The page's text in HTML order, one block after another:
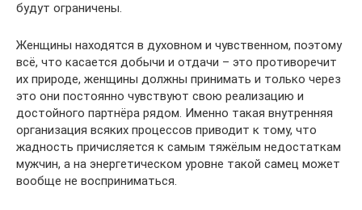
будут ограничены.
Женщины находятся в духовном и чувственном, поэтому
всё, что касается добычи и отдачи – это противоречит
их природе, женщины должны принимать и только через
это они постоянно чувствуют свою реализацию и
достойного партнёра рядом. Именно такая внутренняя
организация всяких процессов приводит к тому, что
жадность причисляется к самым тяжёлым недостаткам
мужчин, а на энергетическом уровне такой самец может
вообще не восприниматься.